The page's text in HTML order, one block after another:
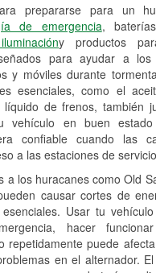
prepararse para un
de emergencia,
y productos
para ayudar a los
y móviles durante
esenciales, como el
de frenos, también
vehículo en buen
confiable cuando las
a las estaciones de
a los huracanes como Old
causar cortes de
Usar tu
hacer
repetidamente puede
en el alternador.
de baterías y aceite
de bombillas de faros
de limpiaparabrisas
de Préstamo de
de tambores y
Supplies
Supplies
más